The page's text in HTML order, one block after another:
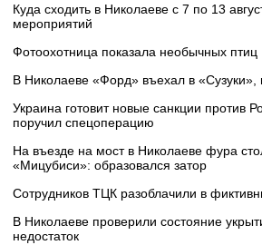
Куда сходить в Николаеве с 7 по 13
мероприятий
Фотоохотница показала необычных
В Николаеве «Форд» въехал в «Сузуки»,
Украина готовит новые санкции против
поручил спецоперацию
На въезде на мост в Николаеве фура
«Мицубиси»: образовался затор
Сотрудников ТЦК разоблачили в
В Николаеве проверили состояние
недостаток